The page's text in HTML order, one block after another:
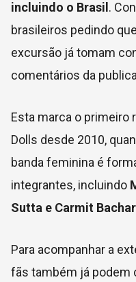
incluindo o Brasil .
brasileiros pedindo
excursão já tomam
comentários da
Esta marca o primeiro
Dolls desde 2010,
banda feminina é
integrantes, incluindo
Sutta e Carmit Bachar
Para acompanhar a
fãs também já podem